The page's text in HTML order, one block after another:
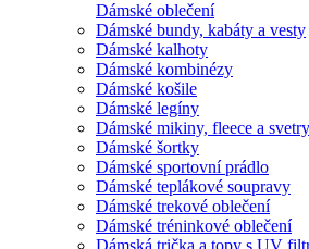
Dámské oblečení
Dámské bundy, kabáty a vesty
Dámské kalhoty
Dámské kombinézy
Dámské košile
Dámské legíny
Dámské mikiny, fleece a svetry
Dámské šortky
Dámské sportovní prádlo
Dámské teplákové soupravy
Dámské trekové oblečení
Dámské tréninkové oblečení
Dámská trička a topy s UV